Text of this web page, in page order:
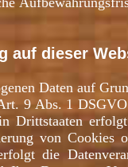
auf dieser
Daten auf
9 Abs. 1
Drittstaaten
von Cookies
die